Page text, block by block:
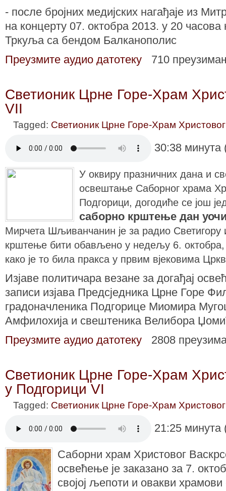
- после бројних медијских нагађаје из
на концерту 07. октобра 2013. у 20
Тркуља са бендом Балканополис
Преузмите аудио датотеку
710
Светионик Црне Горе-Храм
VII
Tagged: Светионик Црне Горе-Храм
30:38
У оквиру празничних дана и
освештање Саборног храма
Подгорици, догодиће се још
саборно крштење дан
Мирчета Шљиванчанин је за радио Светигору
крштење бити обављено у недељу 6. октобра,
како је то била пракса у првим вјековима
Изјаве политичара везане за догађај
записи изјава Предсједника Црне Горе
градоначленика Подгорице Миомира
Амфилохија и свештеника Велибора
Преузмите аудио датотеку
2808
Светионик Црне Горе-Храм
у Подгорици VI
Tagged: Светионик Црне Горе-Храм
21:25
Саборни храм Христовог
освећење је заказано за 7.
својој љепоти и овакви